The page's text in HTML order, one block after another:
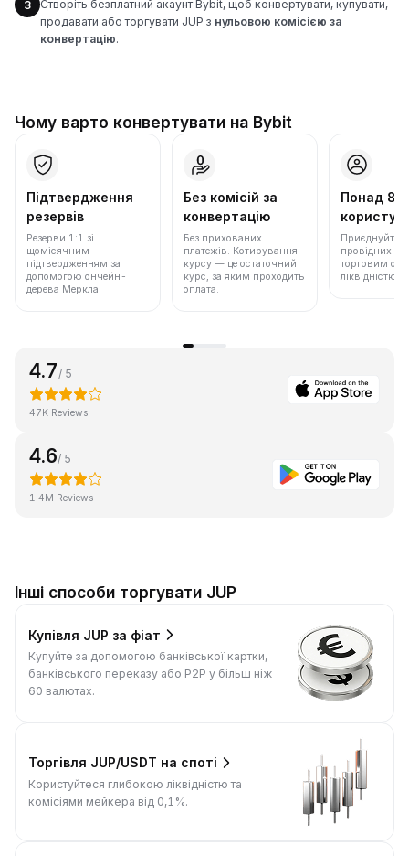
3
Створіть безплатний акаунт Bybit, щоб конвертувати, купувати,
продавати або торгувати JUP з нульовою комісією за
конвертацію.
Чому варто конвертувати на Bybit
Підтвердження
резервів
Резерви 1:1 зі
щомісячним
підтвердженням за
допомогою ончейн-
дерева Меркла.
Без комісій за
конвертацію
Без прихованих
платежів. Котирування
курсу — це остаточний
курс, за яким проходить
оплата.
Понад 86
Приєднуйтеся
провідних
торговим
ліквідністю.
4.7 / 5
47K Reviews
4.6/ 5
1.4M Reviews
Інші способи торгувати JUP
Купівля JUP за фіат
Купуйте за допомогою банківської картки,
банківського переказу або P2P у більш ніж
60 валютах.
Торгівля JUP/USDT на споті
Користуйтеся глибокою ліквідністю та
комісіями мейкера від 0,1%.